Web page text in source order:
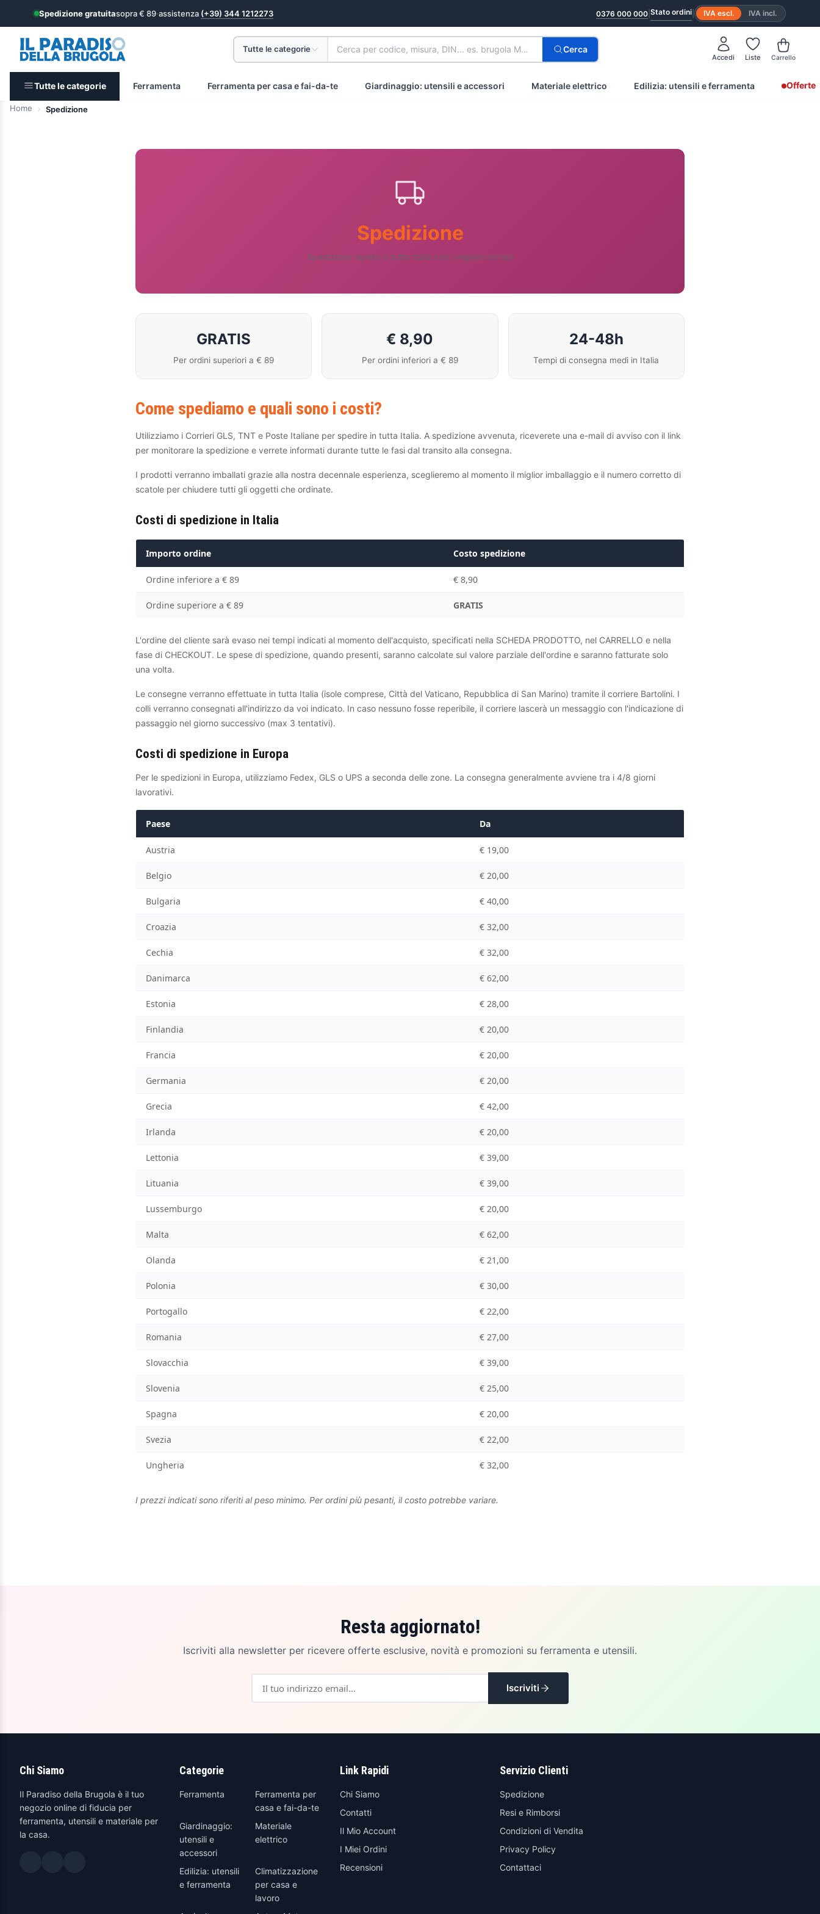
Spedizione gratuitasopra € 89·assistenza (+39) 344 1212273 0376 000 000 Stato ordini IVA escl. IVA incl.
Tutte le categorie Cerca per codice, misura, DIN... es. brugola M8 inox Cerca
Accedi Liste Carrello
Tutte le categorie Ferramenta Ferramenta per casa e fai-da-te Giardinaggio: utensili e accessori Materiale elettrico Edilizia: utensili e ferramenta Offerte
Home Spedizione
Spedizione
Spedizione rapida in tutta Italia con i migliori corrieri
GRATIS
Per ordini superiori a € 89
€ 8,90
Per ordini inferiori a € 89
24-48h
Tempi di consegna medi in Italia
Come spediamo e quali sono i costi?
Utilizziamo i Corrieri GLS, TNT e Poste Italiane per spedire in tutta Italia. A spedizione avvenuta, riceverete una e-mail di avviso con il link
per monitorare la spedizione e verrete informati durante tutte le fasi dal transito alla consegna.
I prodotti verranno imballati grazie alla nostra decennale esperienza, sceglieremo al momento il miglior imballaggio e il numero corretto di
scatole per chiudere tutti gli oggetti che ordinate.
Costi di spedizione in Italia
Importo ordine Costo spedizione
Ordine inferiore a € 89 € 8,90
Ordine superiore a € 89 GRATIS
L'ordine del cliente sarà evaso nei tempi indicati al momento dell'acquisto, specificati nella SCHEDA PRODOTTO, nel CARRELLO e nella
fase di CHECKOUT. Le spese di spedizione, quando presenti, saranno calcolate sul valore parziale dell'ordine e saranno fatturate solo
una volta.
Le consegne verranno effettuate in tutta Italia (isole comprese, Città del Vaticano, Repubblica di San Marino) tramite il corriere Bartolini. I
colli verranno consegnati all'indirizzo da voi indicato. In caso nessuno fosse reperibile, il corriere lascerà un messaggio con l'indicazione di
passaggio nel giorno successivo (max 3 tentativi).
Costi di spedizione in Europa
Per le spedizioni in Europa, utilizziamo Fedex, GLS o UPS a seconda delle zone. La consegna generalmente avviene tra i 4/8 giorni
lavorativi.
Paese Da
Austria € 19,00
Belgio € 20,00
Bulgaria € 40,00
Croazia € 32,00
Cechia € 32,00
Danimarca € 62,00
Estonia € 28,00
Finlandia € 20,00
Francia € 20,00
Germania € 20,00
Grecia € 42,00
Irlanda € 20,00
Lettonia € 39,00
Lituania € 39,00
Lussemburgo € 20,00
Malta € 62,00
Olanda € 21,00
Polonia € 30,00
Portogallo € 22,00
Romania € 27,00
Slovacchia € 39,00
Slovenia € 25,00
Spagna € 20,00
Svezia € 22,00
Ungheria € 32,00
I prezzi indicati sono riferiti al peso minimo. Per ordini più pesanti, il costo potrebbe variare.
Resta aggiornato!
Iscriviti alla newsletter per ricevere offerte esclusive, novità e promozioni su ferramenta e utensili.
Iscriviti
Chi Siamo
Il Paradiso della Brugola è il tuo
negozio online di fiducia per
ferramenta, utensili e materiale per
la casa.
Categorie
Ferramenta
Ferramenta per
casa e fai-da-te
Giardinaggio:
utensili e
accessori
Materiale
elettrico
Edilizia: utensili
e ferramenta
Climatizzazione
per casa e
lavoro
Link Rapidi
Chi Siamo
Contatti
Il Mio Account
I Miei Ordini
Recensioni
Servizio Clienti
Spedizione
Resi e Rimborsi
Condizioni di Vendita
Privacy Policy
Contattaci